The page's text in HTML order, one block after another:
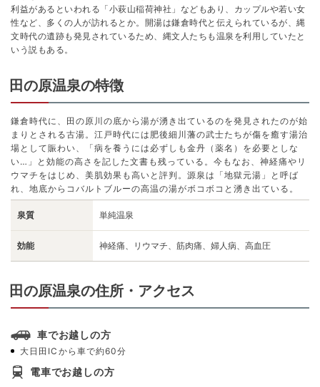
利益があるといわれる「小萩山稲荷神社」などもあり、カップルや若い女
性など、多くの人が訪れるとか。開湯は鎌倉時代と伝えられているが、縄
文時代の遺跡も発見されているため、縄文人たちも温泉を利用していたと
いう説もある。
田の原温泉の特徴
鎌倉時代に、田の原川の底から湯が湧き出ているのを発見されたのが始
まりとされる古湯。江戸時代には肥後細川藩の武士たちが傷を癒す湯治
場として賑わい、「病を養うには必ずしも金丹（薬名）を必要としな
い…」と効能の高さを記した文書も残っている。今もなお、神経痛やリ
ウマチをはじめ、美肌効果も高いと評判。源泉は「地獄元湯」と呼ば
れ、地底からコバルトブルーの高温の湯がボコボコと湧き出ている。
泉質 単純温泉
効能 神経痛、リウマチ、筋肉痛、婦人病、高血圧
田の原温泉の住所・アクセス
車でお越しの方
大日田ICから車で約60分
電車でお越しの方